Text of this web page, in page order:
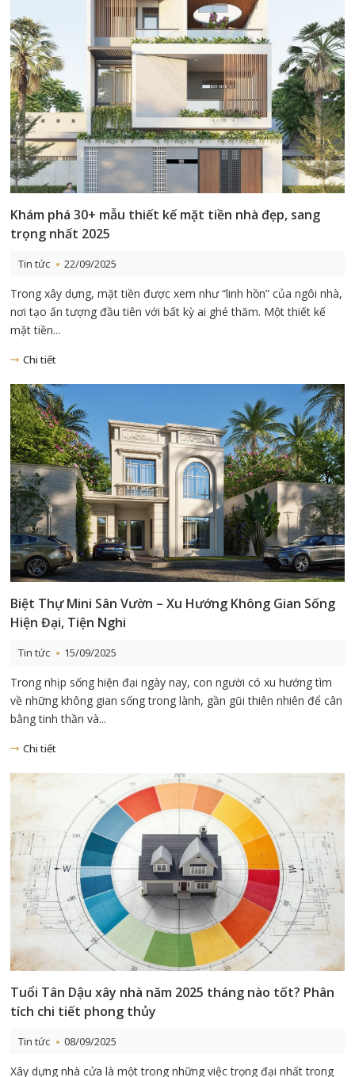
Khám phá 30+ mẫu thiết kế mặt tiền nhà đẹp, sang
trọng nhất 2025
Tin tức 22/09/2025
Trong xây dựng, mặt tiền được xem như “linh hồn” của ngôi nhà,
nơi tạo ấn tượng đầu tiên với bất kỳ ai ghé thăm. Một thiết kế
mặt tiền...
Chi tiết
Biệt Thự Mini Sân Vườn – Xu Hướng Không Gian Sống
Hiện Đại, Tiện Nghi
Tin tức 15/09/2025
Trong nhịp sống hiện đại ngày nay, con người có xu hướng tìm
về những không gian sống trong lành, gần gũi thiên nhiên để cân
bằng tinh thần và...
Chi tiết
Tuổi Tân Dậu xây nhà năm 2025 tháng nào tốt? Phân
tích chi tiết phong thủy
Tin tức 08/09/2025
Xây dựng nhà cửa là một trong những việc trọng đại nhất trong